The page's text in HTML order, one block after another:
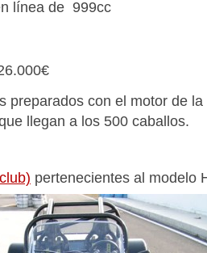
línea de 999cc
preparados con el motor de
llegan a los 500 caballos.
pertenecientes al modelo